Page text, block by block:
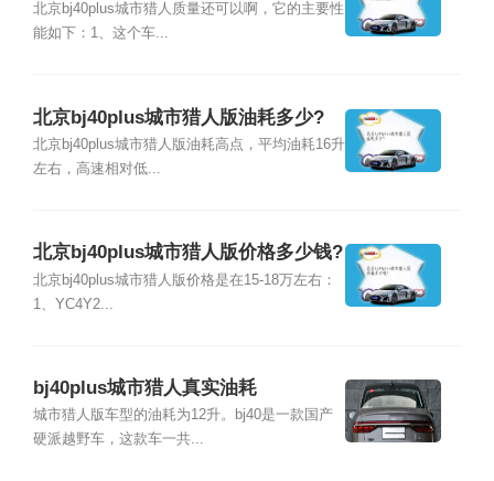
北京bj40plus城市猎人质量还可以啊，它的主要性
能如下：1、这个车...
北京bj40plus城市猎人版油耗多少?
北京bj40plus城市猎人版油耗高点，平均油耗16升
左右，高速相对低...
北京bj40plus城市猎人版价格多少钱?
北京bj40plus城市猎人版价格是在15-18万左右：
1、YC4Y2...
bj40plus城市猎人真实油耗
城市猎人版车型的油耗为12升。bj40是一款国产
硬派越野车，这款车一共...